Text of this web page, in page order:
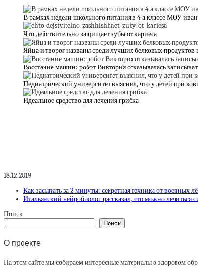
В рамках недели школьного питания в 4 а классе МОУ
Что действительно защищает зубы от кариеса
Яйца и творог названы среди лучших белковых продуктов
Восстание машин: робот Виктория отказывалась
Педиатрический университет выяснил, что у детей при
Идеальное средство для лечения грибка
18.12.2019
Как засыпать за 2 минуты: секретная техника от военных
Итальянский нейробиолог рассказал, что можно лечиться
Поиск
Поиск
О проекте
На этом сайте мы собираем интересные материалы о здоровом